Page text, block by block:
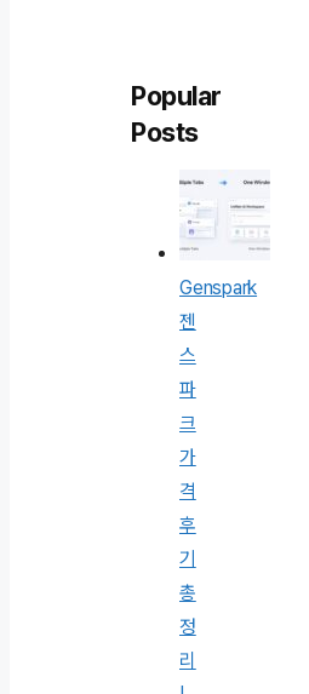
Popular
Posts
Genspark
젠
스
파
크
가
격
후
기
총
정
리